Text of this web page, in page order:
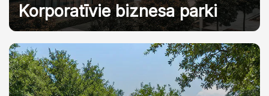
Korporatīvie biznesa parki